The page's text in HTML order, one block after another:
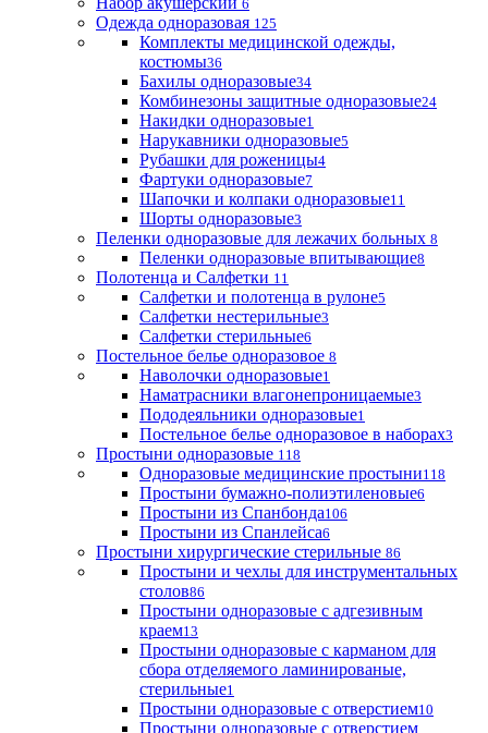
6
Одежда одноразовая 125
Комплекты медицинской одежды,
костюмы36
Бахилы одноразовые34
Комбинезоны защитные одноразовые24
Накидки одноразовые1
Нарукавники одноразовые5
Рубашки для роженицы4
Фартуки одноразовые7
Шапочки и колпаки одноразовые11
Шорты одноразовые3
Пеленки одноразовые для лежачих больных 8
Пеленки одноразовые впитывающие8
Полотенца и Салфетки 11
Салфетки и полотенца в рулоне5
Салфетки нестерильные3
Салфетки стерильные6
Постельное белье одноразовое 8
Наволочки одноразовые1
Наматрасники влагонепроницаемые3
Пододеяльники одноразовые1
Постельное белье одноразовое в наборах3
Простыни одноразовые 118
Одноразовые медицинские простыни118
Простыни бумажно-полиэтиленовые6
Простыни из Спанбонда106
Простыни из Спанлейса6
Простыни хирургические стерильные 86
Простыни и чехлы для инструментальных
столов86
Простыни одноразовые с адгезивным
краем13
Простыни одноразовые с карманом для
сбора отделяемого ламинированые,
стерильные1
Простыни одноразовые с отверстием10
Простыни одноразовые с отверстием